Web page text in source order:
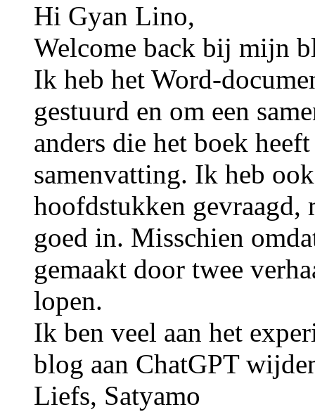
Hi Gyan Lino,
Welcome back bij mijn
Ik heb het Word-
gestuurd en om een
anders die het boek
samenvatting. Ik heb
hoofdstukken gevraagd,
goed in. Misschien
gemaakt door twee
lopen.
Ik ben veel aan het
blog aan ChatGPT
Liefs, Satyamo